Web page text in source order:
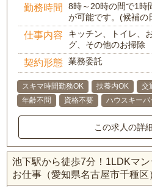
勤務時間
8時～20時の間で1時
が可能です。(候補の
仕事内容
キッチン、トイレ、
グ、その他のお掃除
契約形態 業務委託
スキマ時間勤務OK 扶養内OK 交
年齢不問
資格不要 ハウスキーパ
この求人の詳
池下駅から徒歩7分！1LDKマ
お仕事（愛知県名古屋市千種区